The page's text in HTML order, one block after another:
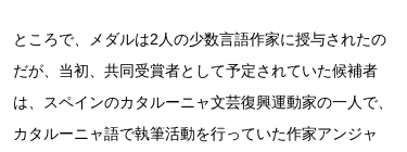
ところで、メダルは2人の少数言語作家に授与されたの
だが、当初、共同受賞者として予定されていた候補者
は、スペインのカタルーニャ文芸復興運動家の一人で、
カタルーニャ語で執筆活動を行っていた作家アンジャ